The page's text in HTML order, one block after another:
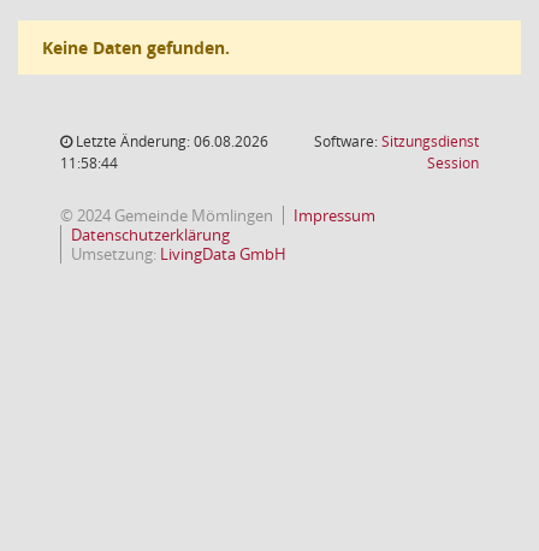
Keine Daten gefunden.
Letzte Änderung: 06.08.2026
11:58:44
Software:Sitzungsdienst
Session(Wird in
© 2024 Gemeinde Mömlingen
Impressum
Datenschutzerklärung
Umsetzung: LivingData GmbH